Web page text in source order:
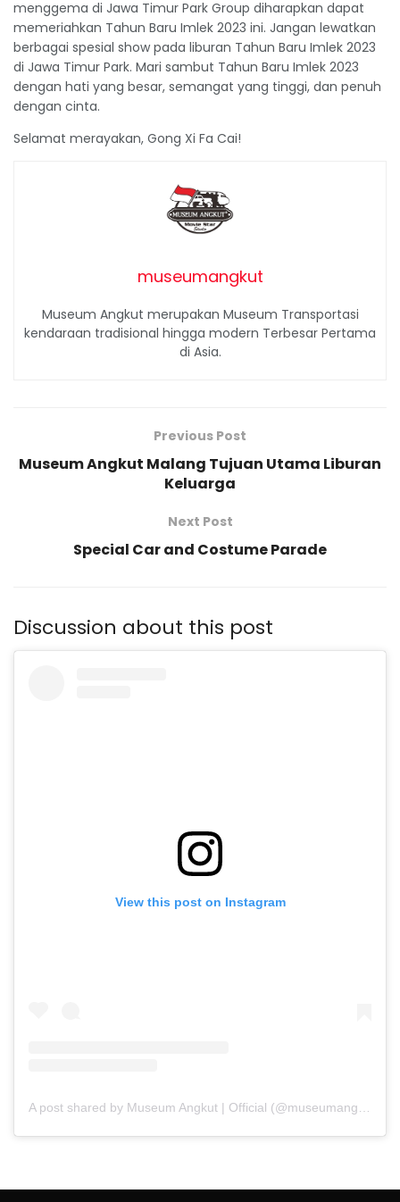
menggema di Jawa Timur Park Group diharapkan dapat
memeriahkan Tahun Baru Imlek 2023 ini. Jangan lewatkan
berbagai spesial show pada liburan Tahun Baru Imlek 2023
di Jawa Timur Park. Mari sambut Tahun Baru Imlek 2023
dengan hati yang besar, semangat yang tinggi, dan penuh
dengan cinta.
Selamat merayakan, Gong Xi Fa Cai!
museumangkut
Museum Angkut merupakan Museum Transportasi
kendaraan tradisional hingga modern Terbesar Pertama
di Asia.
Previous Post
Museum Angkut Malang Tujuan Utama Liburan
Keluarga
Next Post
Special Car and Costume Parade
Discussion about this post
View this post on Instagram
A post shared by Museum Angkut | Official (@museumangkut)